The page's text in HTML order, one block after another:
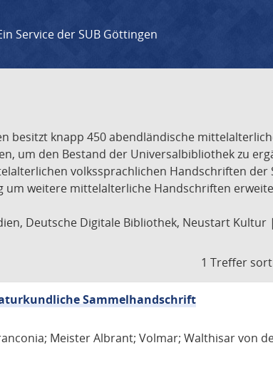
Service der SUB Göttingen
besitzt knapp 450 abendländische
um den Bestand der Universalbibliothek zu
volkssprachlichen Handschriften der
weitere mittelalterliche Handschriften
Deutsche Digitale Bibliothek, Neustart Kultur |
1 Treffer
Sammelhandschrift
Meister Albrant; Volmar; Walthisar von